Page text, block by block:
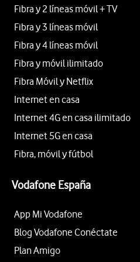
Fibra y 2 líneas móvil + TV
Fibra y 3 líneas móvil
Fibra y 4 líneas móvil
Fibra y móvil ilimitado
Fibra Móvil y Netflix
Internet en casa
Internet 4G en casa ilimitado
Internet 5G en casa
Fibra, móvil y fútbol
Vodafone España
App Mi Vodafone
Blog Vodafone Conéctate
Plan Amigo